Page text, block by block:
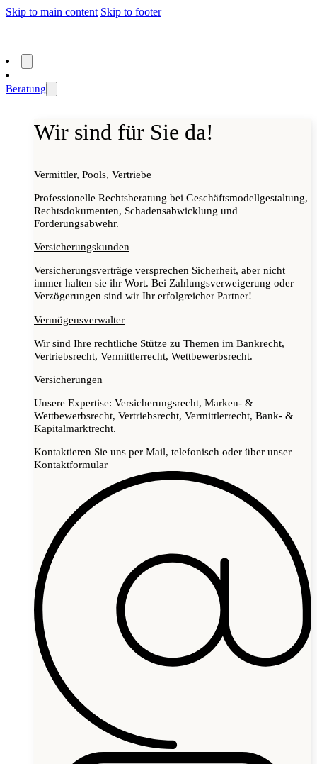
Skip to main content Skip to footer
Beratung
Wir sind für Sie da!
Vermittler, Pools, Vertriebe
Professionelle Rechtsberatung bei Geschäftsmodellgestaltung,
Rechtsdokumenten, Schadensabwicklung und
Forderungsabwehr.
Versicherungskunden
Versicherungsverträge versprechen Sicherheit, aber nicht
immer halten sie ihr Wort. Bei Zahlungsverweigerung oder
Verzögerungen sind wir Ihr erfolgreicher Partner!
Vermögensverwalter
Wir sind Ihre rechtliche Stütze zu Themen im Bankrecht,
Vertriebsrecht, Vermittlerrecht, Wettbewerbsrecht.
Versicherungen
Unsere Expertise: Versicherungsrecht, Marken- &
Wettbewerbsrecht, Vertriebsrecht, Vermittlerrecht, Bank- &
Kapitalmarktrecht.
Kontaktieren Sie uns per Mail, telefonisch oder über unser
Kontaktformular